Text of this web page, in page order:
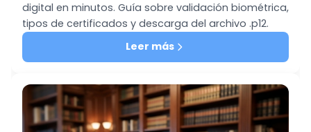
digital en minutos. Guía sobre validación biométrica,
tipos de certificados y descarga del archivo .p12.
Leer más